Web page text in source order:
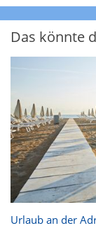
Das könnte
Urlaub an der